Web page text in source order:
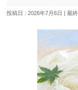
投稿日 : 2026年7月6日 最